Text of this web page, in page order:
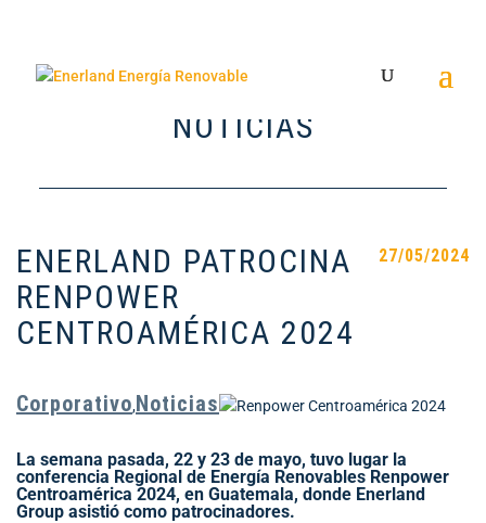
NOTICIAS
ENERLAND PATROCINA
RENPOWER
CENTROAMÉRICA 2024
Corporativo,Noticias
27/05/2024
La semana pasada, 22 y 23 de mayo, tuvo lugar la
conferencia Regional de Energía Renovables Renpower
Centroamérica 2024, en Guatemala, donde Enerland
Group asistió como patrocinadores.